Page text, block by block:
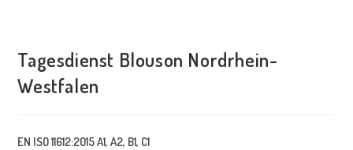
Tagesdienst Blouson Nordrhein-
Westfalen
EN ISO 11612:2015 A1, A2, B1, C1